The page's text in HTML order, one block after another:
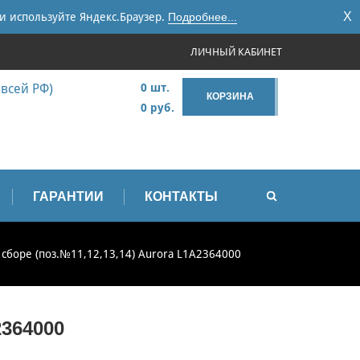
Яндекс.Браузер. Подробнее... X
ЛИЧНЫЙ КАБИНЕТ
всей РФ)
КОРЗИНА
0 шт.
0 руб.
ГАРАНТИИ КОНТАКТЫ
(поз.№11,12,13,14) Aurora L1A2364000